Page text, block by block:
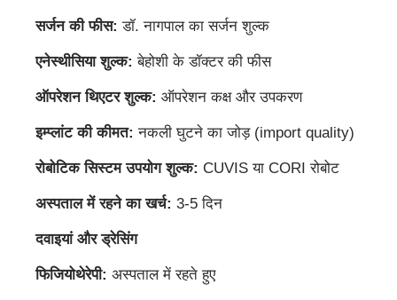
सर्जन की फीस: डॉ. नागपाल का सर्जन शुल्क
एनेस्थीसिया शुल्क: बेहोशी के डॉक्टर की फीस
ऑपरेशन थिएटर शुल्क: ऑपरेशन कक्ष और उपकरण
इम्प्लांट की कीमत: नकली घुटने का जोड़ (import quality)
रोबोटिक सिस्टम उपयोग शुल्क: CUVIS या CORI रोबोट
अस्पताल में रहने का खर्च: 3-5 दिन
दवाइयां और ड्रेसिंग
फिजियोथेरेपी: अस्पताल में रहते हुए